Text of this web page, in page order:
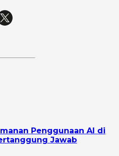
Penggunaan AI di
Jawab